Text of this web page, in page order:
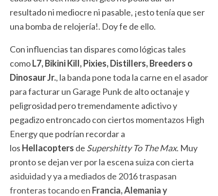
resultado ni mediocre ni pasable, ¡esto tenía que ser
una bomba de relojería!. Doy fe de ello.
Con influencias tan dispares como lógicas tales
comoL7, Bikini Kill, Pixies, Distillers, Breeders o
Dinosaur Jr., la banda pone toda la carne en el asador
para facturar un Garage Punk de alto octanaje y
peligrosidad pero tremendamente adictivo y
pegadizo entroncado con ciertos momentazos High
Energy que podrían recordar a
los Hellacopters de Supershitty To The Max. Muy
pronto se dejan ver por la escena suiza con cierta
asiduidad y ya a mediados de 2016 traspasan
fronteras tocando en Francia, Alemania y